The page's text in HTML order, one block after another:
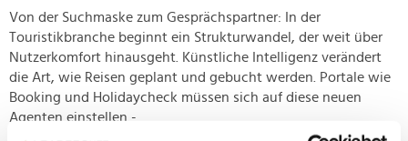
Von der Suchmaske zum Gesprächspartner: In der
Touristikbranche beginnt ein Strukturwandel, der weit über
Nutzerkomfort hinausgeht. Künstliche Intelligenz verändert
die Art, wie Reisen geplant und gebucht werden. Portale wie
Booking und Holidaycheck müssen sich auf diese neuen
Agenten einstellen -...